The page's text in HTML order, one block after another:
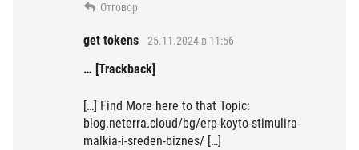
Отговор
get tokens 25.11.2024 в 11:56
… [Trackback]
[…] Find More here to that Topic:
blog.neterra.cloud/bg/erp-koyto-stimulira-
malkia-i-sreden-biznes/ […]